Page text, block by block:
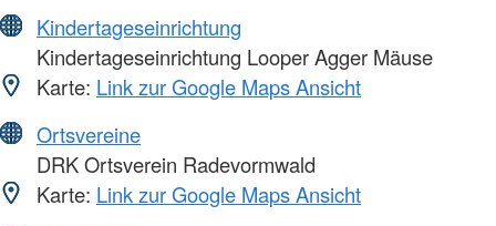
Kindertageseinrichtung
Kindertageseinrichtung Looper Agger Mäuse
Karte: Link zur Google Maps Ansicht
Ortsvereine
DRK Ortsverein Radevormwald
Karte: Link zur Google Maps Ansicht